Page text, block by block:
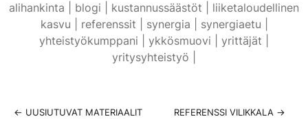
alihankinta | blogi | kustannussäästöt | liiketaloudellinen
kasvu | referenssit | synergia | synergiaetu |
yhteistyökumppani | ykkösmuovi | yrittäjät |
yritysyhteistyö |
← UUSIUTUVAT MATERIAALIT
REFERENSSI VILIKKALA →